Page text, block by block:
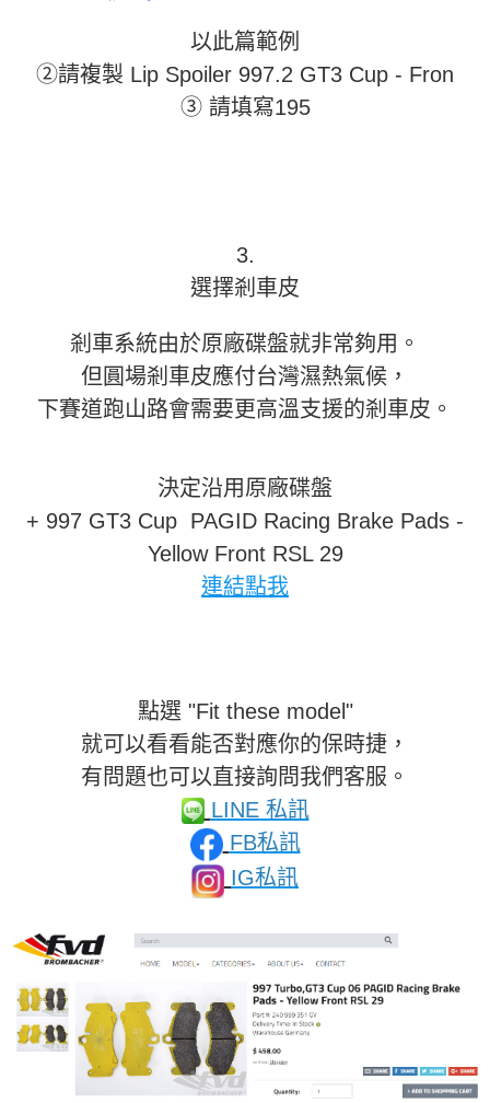
以此篇範例
②請複製 Lip Spoiler 997.2 GT3 Cup - Fron
③ 請填寫195
3.
選擇剎車皮
剎車系統由於原廠碟盤就非常夠用。
但圓場剎車皮應付台灣濕熱氣候，
下賽道跑山路會需要更高溫支援的剎車皮。
決定沿用原廠碟盤
+ 997 GT3 Cup PAGID Racing Brake Pads -
Yellow Front RSL 29
連結點我
點選 "Fit these model"
就可以看看能否對應你的保時捷，
有問題也可以直接詢問我們客服。
LINE 私訊
FB私訊
IG私訊